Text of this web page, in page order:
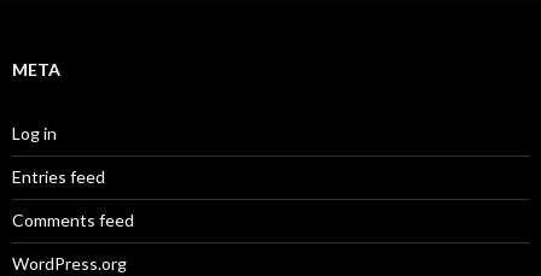
META
Log in
Entries feed
Comments feed
WordPress.org